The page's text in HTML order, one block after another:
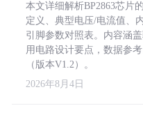
本文详细解析BP2863芯片
定义、典型电压/电流值、
引脚参数对照表。内容涵
用电路设计要点，数据参
（版本V1.2）。
2026年8月4日